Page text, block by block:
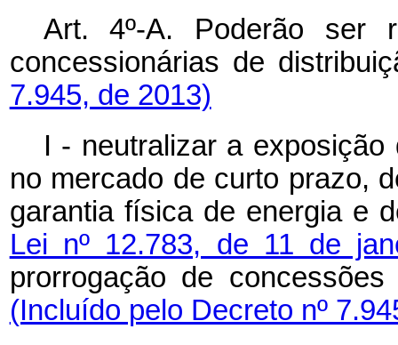
Art. 4º-A. Poderão ser
concessionárias de
7.945, de 2013)
I - neutralizar a
no mercado de curto prazo,
garantia física de energia e
Lei nº 12.783, de 11 de
prorrogação de
(Incluído pelo Decreto nº